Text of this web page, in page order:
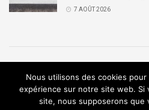
7 AOÛT 2026
Politique de confidentialité
Annonces Legal Plus
Nous utilisons des cookies
expérience sur notre site web. Si
site, nous supposerons que